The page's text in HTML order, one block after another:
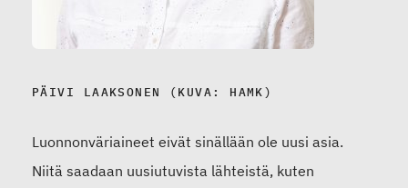
PÄIVI LAAKSONEN (KUVA: HAMK)
Luonnonväriaineet eivät sinällään ole uusi asia.
Niitä saadaan uusiutuvista lähteistä, kuten